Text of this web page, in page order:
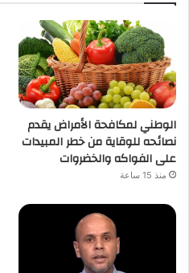
الوطني لمكافحة الأمراض يقدم
نصائحه للوقاية من خطر المبيدات
على الفواكه والخضروات
منذ 15 ساعة